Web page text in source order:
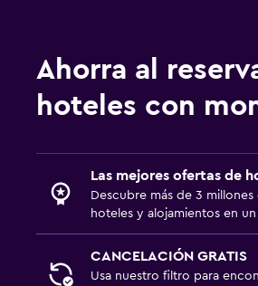
Aire libre
Habitación
Enchufe cerca de la cama
Armario o clóset
Ahorra al
hoteles con
Las mejores ofertas de
Descubre más de 3
hoteles y alojamientos en
CANCELACIÓN GRATIS
Usa nuestro filtro para